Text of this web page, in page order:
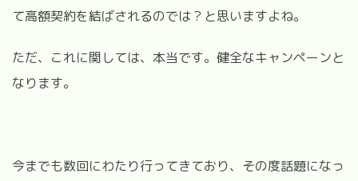
て高額契約を結ばされるのでは？と思いますよね。
ただ、これに関しては、本当です。健全なキャンペーンと
なります。
今までも数回にわたり行ってきており、その度話題になっ